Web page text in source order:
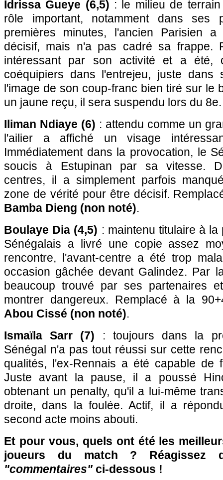
Idrissa Gueye (6,5) : le milieu de
rôle important, notamment dans ses
premières minutes, l'ancien Parisien
décisif, mais n'a pas cadré sa frappe.
intéressant par son activité et a été,
coéquipiers dans l'entrejeu, juste dans
l'image de son coup-franc bien tiré sur le
un jaune reçu, il sera suspendu lors du
Iliman Ndiaye (6) : attendu comme un
l'ailier a affiché un visage
Immédiatement dans la provocation, le
soucis à Estupinan par sa vitesse.
centres, il a simplement parfois
zone de vérité pour être décisif.
Bamba Dieng (non noté).
Boulaye Dia (4,5) : maintenu titulaire à
Sénégalais a livré une copie assez
rencontre, l'avant-centre a été trop
occasion gâchée devant Galindez. Par
beaucoup trouvé par ses partenaires
montrer dangereux. Remplacé à la
Abou Cissé (non noté).
Ismaïla Sarr (7) : toujours dans la
Sénégal n'a pas tout réussi sur cette
qualités, l'ex-Rennais a été capable de
Juste avant la pause, il a poussé
obtenant un penalty, qu'il a lui-même
droite, dans la foulée. Actif, il a
second acte moins abouti.
Et pour vous, quels ont été les
joueurs du match ? Réagissez
"commentaires" ci-dessous !